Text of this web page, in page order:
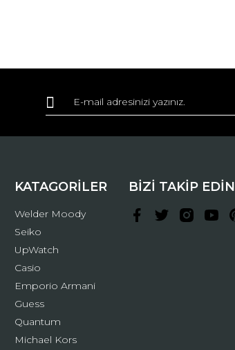
Yorum Yaz
Gönder
KATAGORİLER
Welder Moody
Seiko
UpWatch
Casio
Emporio Armani
Guess
Quantum
Michael Kors
BİZİ TAKİP EDİN